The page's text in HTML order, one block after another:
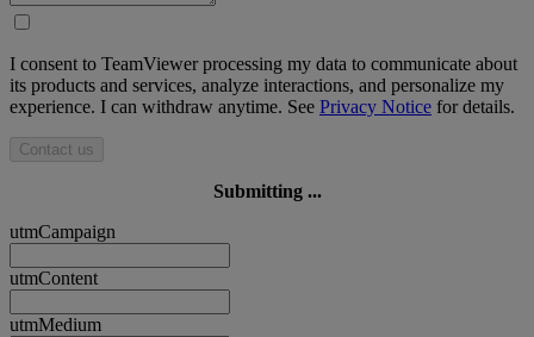
I consent to TeamViewer processing my data to communicate about
its products and services, analyze interactions, and personalize my
experience. I can withdraw anytime. See Privacy Notice for details.
Contact us
Submitting ...
utmCampaign
utmContent
utmMedium